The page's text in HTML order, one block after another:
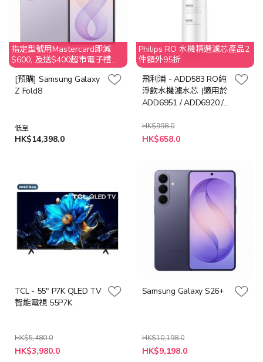
指定型號用Mastercard即減
$600, 及送$400超市電子禮券,
數量有限, 送完即止. 不接受取
消訂單, 客人需要退還贈品超市
電子禮劵$400之價值
[預購] Samsung Galaxy
Z Fold8
低至
HK$14,398.0
Philips RO 水機精選濾芯產品2
件額外95折
飛利浦 - ADD583 RO純
淨飲水機濾水芯 (適用於
ADD6951 / ADD6920 /
HK$998.0
特
殊
HK$658.0
TCL - 55" P7K QLED TV
智能電視 55P7K
HK$5,480.0
特
殊
HK$3,980.0
Samsung Galaxy S26+
HK$10,198.0
HK$9,198.0